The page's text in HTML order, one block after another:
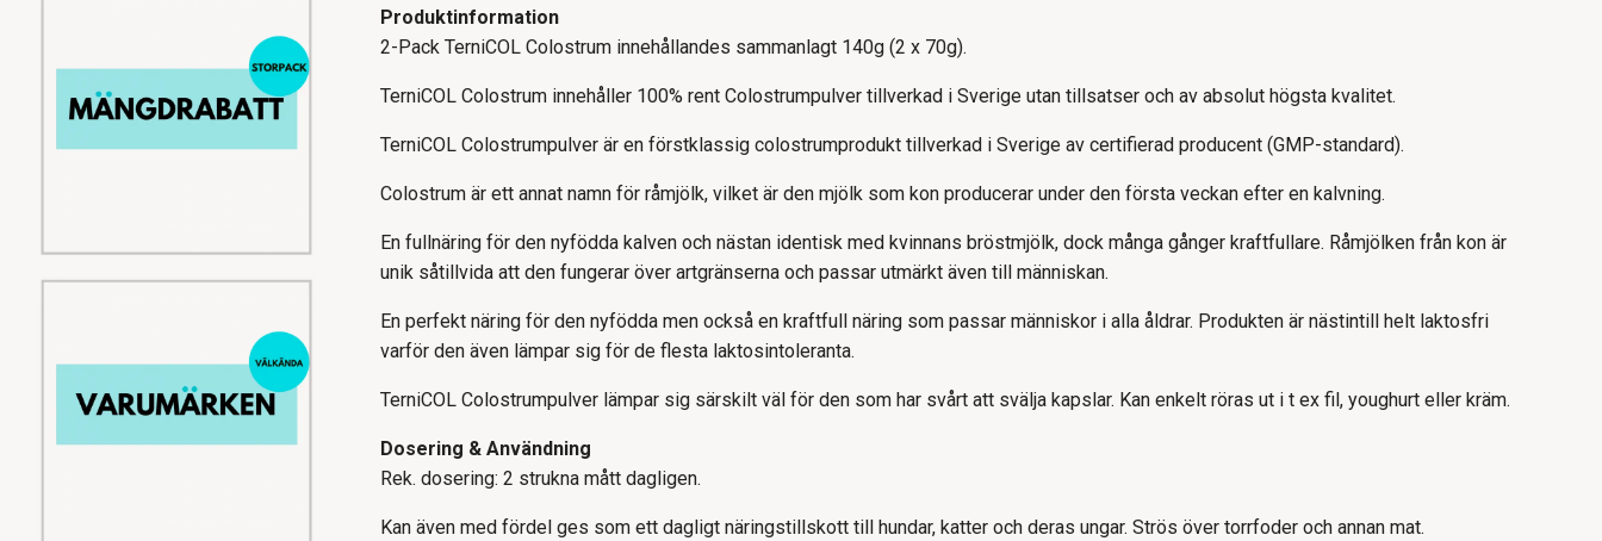
Produktinformation
2-Pack TerniCOL Colostrum innehållandes sammanlagt 140g (2 x 70g).
TerniCOL Colostrum innehåller 100% rent Colostrumpulver tillverkad i Sverige utan tillsatser och av absolut högsta kvalitet.
TerniCOL Colostrumpulver är en förstklassig colostrumprodukt tillverkad i Sverige av certifierad producent (GMP-standard).
Colostrum är ett annat namn för råmjölk, vilket är den mjölk som kon producerar under den första veckan efter en kalvning.
En fullnäring för den nyfödda kalven och nästan identisk med kvinnans bröstmjölk, dock många gånger kraftfullare. Råmjölken från kon är
unik såtillvida att den fungerar över artgränserna och passar utmärkt även till människan.
En perfekt näring för den nyfödda men också en kraftfull näring som passar människor i alla åldrar. Produkten är nästintill helt laktosfri
varför den även lämpar sig för de flesta laktosintoleranta.
TerniCOL Colostrumpulver lämpar sig särskilt väl för den som har svårt att svälja kapslar. Kan enkelt röras ut i t ex fil, youghurt eller kräm.
Dosering & Användning
Rek. dosering: 2 strukna mått dagligen.
Kan även med fördel ges som ett dagligt näringstillskott till hundar, katter och deras ungar. Strös över torrfoder och annan mat.